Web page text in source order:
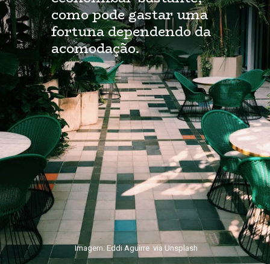
Imagem: Eddi Aguirre via Unsplash
como pode gastar uma
fortuna dependendo da
acomodação.